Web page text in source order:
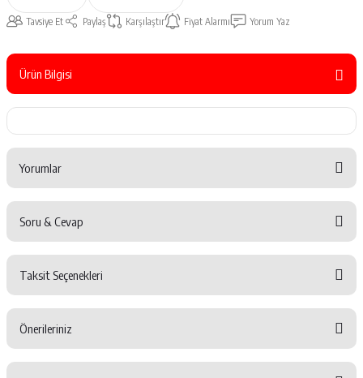
Tavsiye Et Paylaş Karşılaştır Fiyat Alarmı Yorum Yaz
Ürün Bilgisi
Yorumlar
Yorum Yaz
Soru & Cevap
Soru Sor
Taksit Seçenekleri
Önerileriniz